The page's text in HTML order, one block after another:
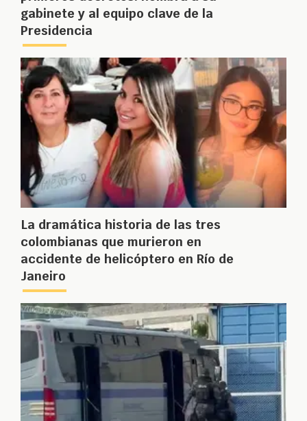
gabinete y al equipo clave de la
Presidencia
La dramática historia de las tres
colombianas que murieron en
accidente de helicóptero en Río de
Janeiro